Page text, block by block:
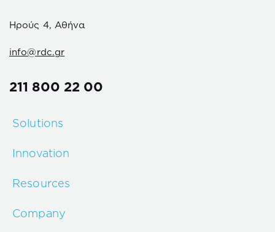
Ηρούς 4, Αθήνα
info@rdc.gr
211 800 22 00
Solutions
Innovation
Resources
Company